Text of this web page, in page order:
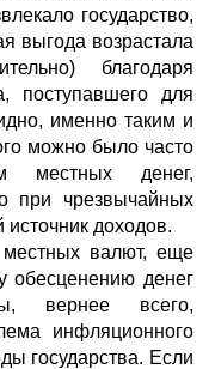
государство,
выгода возрастала
благодаря
поступавшего для
именно таким и
можно было часто
местных денег,
при чрезвычайных
источник доходов.
валют, еще
обесценению денег
вернее всего,
инфляционного
государства. Если